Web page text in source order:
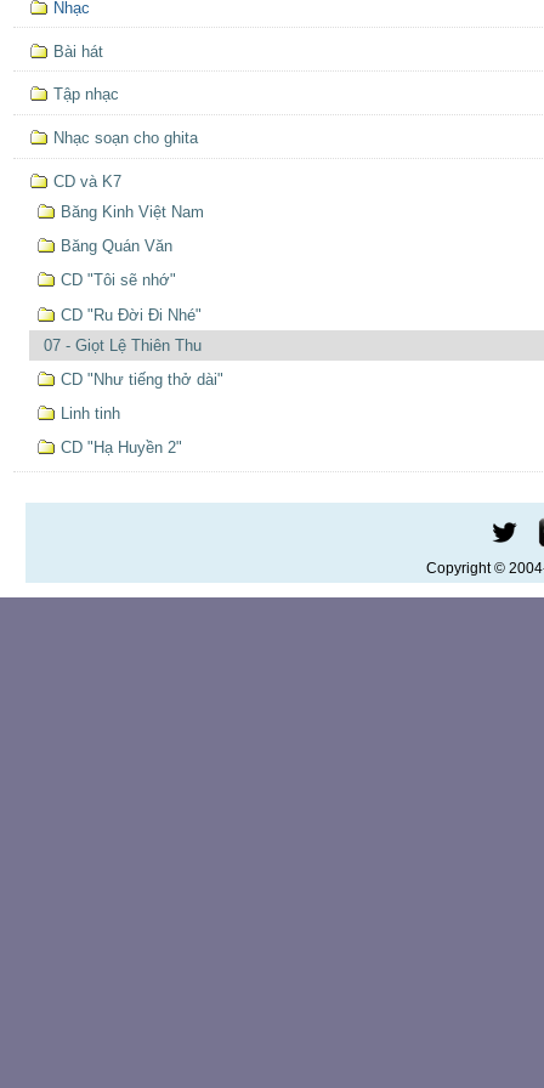
định
hướng
Nhạc
Bài hát
Tập nhạc
Nhạc soạn cho ghita
CD và K7
Băng Kinh Việt Nam
Băng Quán Văn
CD "Tôi sẽ nhớ"
CD "Ru Đời Đi Nhé"
07 - Giọt Lệ Thiên Thu
CD "Như tiếng thở dài"
Linh tinh
CD "Hạ Huyền 2"
Copyright ©